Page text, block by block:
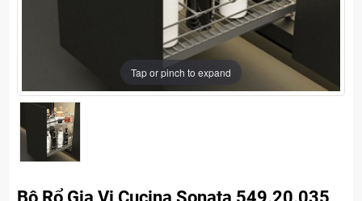
Tap or pinch to expand